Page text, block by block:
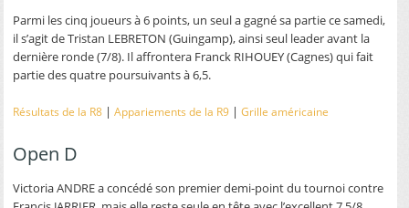
Parmi les cinq joueurs à 6 points, un seul a gagné sa partie ce samedi,
il s’agit de Tristan LEBRETON (Guingamp), ainsi seul leader avant la
dernière ronde (7/8). Il affrontera Franck RIHOUEY (Cagnes) qui fait
partie des quatre poursuivants à 6,5.
Résultats de la R8 |Appariements de la R9 |Grille américaine
Open D
Victoria ANDRE a concédé son premier demi-point du tournoi contre